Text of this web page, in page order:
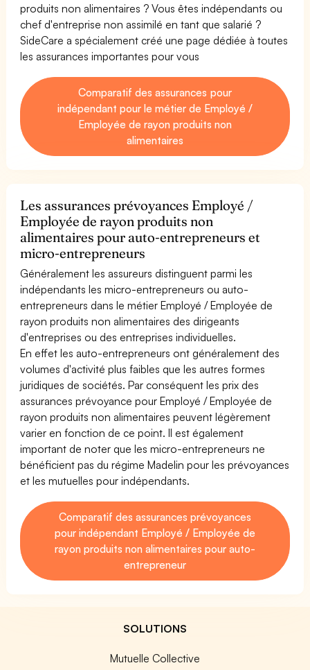
produits non alimentaires ? Vous êtes indépendants ou
chef d'entreprise non assimilé en tant que salarié ?
SideCare a spécialement créé une page dédiée à toutes
les assurances importantes pour vous
Comparatif des assurances pour
indépendant pour le métier de Employé /
Employée de rayon produits non
alimentaires
Les assurances prévoyances Employé /
Employée de rayon produits non
alimentaires pour auto-entrepreneurs et
micro-entrepreneurs
Généralement les assureurs distinguent parmi les
indépendants les micro-entrepreneurs ou auto-
entrepreneurs dans le métier Employé / Employée de
rayon produits non alimentaires des dirigeants
d'entreprises ou des entreprises individuelles.
En effet les auto-entrepreneurs ont généralement des
volumes d'activité plus faibles que les autres formes
juridiques de sociétés. Par conséquent les prix des
assurances prévoyance pour Employé / Employée de
rayon produits non alimentaires peuvent légèrement
varier en fonction de ce point. Il est également
important de noter que les micro-entrepreneurs ne
bénéficient pas du régime Madelin pour les prévoyances
et les mutuelles pour indépendants.
Comparatif des assurances prévoyances
pour indépendant Employé / Employée de
rayon produits non alimentaires pour auto-
entrepreneur
SOLUTIONS
Mutuelle Collective